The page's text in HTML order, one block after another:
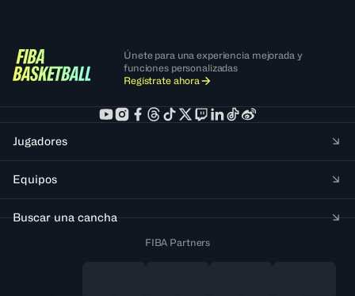
Únete para una experiencia mejorada y
funciones personalizadas
Regístrate ahora
Jugadores
Equipos
Buscar una cancha
FIBA Partners